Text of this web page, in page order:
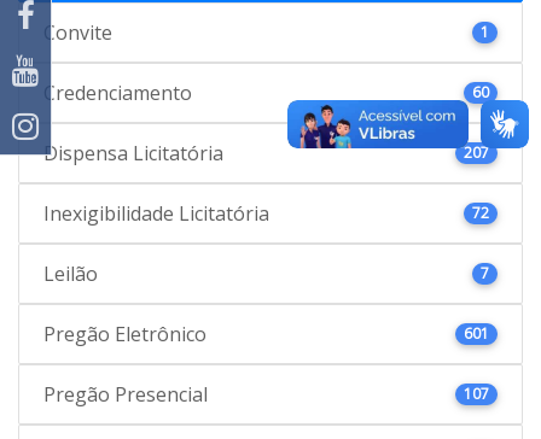
Convite 1
Credenciamento 60
Dispensa Licitatória 207
Inexigibilidade Licitatória 72
Leilão 7
Pregão Eletrônico 601
Pregão Presencial 107